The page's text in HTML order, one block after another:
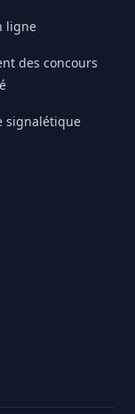
ligne
des concours
signalétique